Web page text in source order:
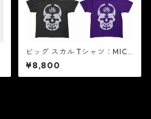
ビッグ スカル Tシャツ：MIC&
Co. ミック アンド コー
¥8,800